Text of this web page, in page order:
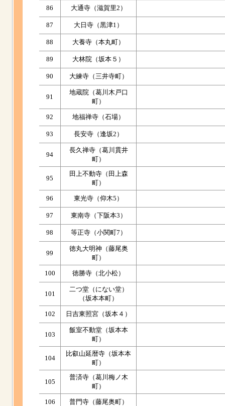
86 大通寺（滋賀里2）
87 大日寺（黒津1）
88 大養寺（本丸町）
89 大林院（坂本５）
90 大練寺（三井寺町）
91
地蔵院（葛川木戸口
町）
92 地福禅寺（石場）
93 長安寺（逢坂2）
94
長久禅寺（葛川貫井
町）
95
田上不動寺（田上森
町）
96 東光寺（仰木5）
97 東南寺（下阪本3）
98 等正寺（小関町7）
99
徳丸大明神（藤尾奥
町）
100 徳勝寺（北小松）
101
二つ堂（にない堂）
（坂本本町）
102 日吉東照宮（坂本４）
103
飯室不動堂（坂本本
町）
104
比叡山延暦寺（坂本本
町）
105
普済寺（葛川梅ノ木
町）
106 普門寺（藤尾奥町）